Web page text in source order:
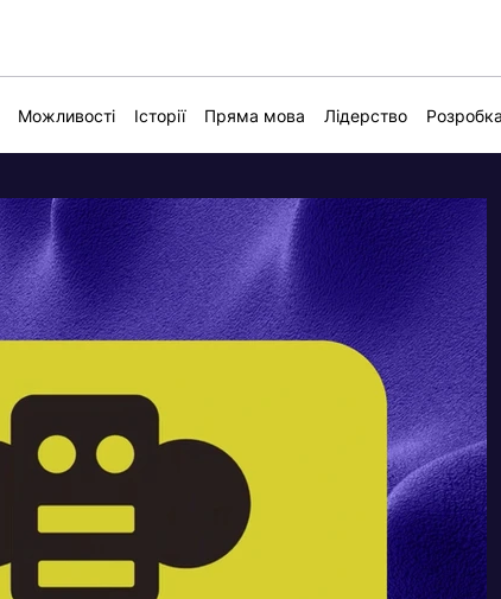
Можливості Історії Пряма мова Лідерство Розробка